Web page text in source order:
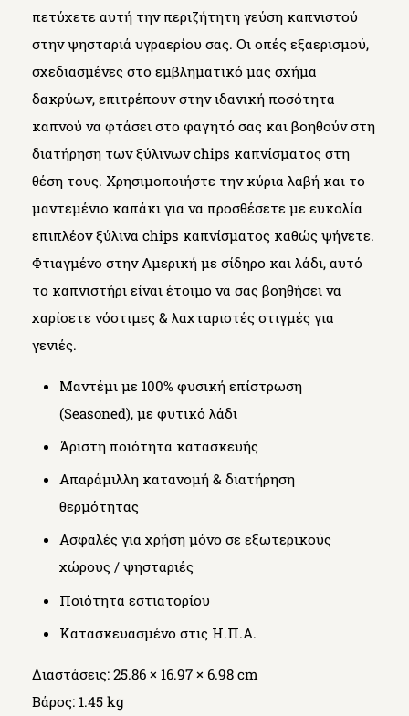
πετύχετε αυτή την περιζήτητη γεύση καπνιστού
στην ψησταριά υγραερίου σας. Οι οπές εξαερισμού,
σχεδιασμένες στο εμβληματικό μας σχήμα
δακρύων, επιτρέπουν στην ιδανική ποσότητα
καπνού να φτάσει στο φαγητό σας και βοηθούν στη
διατήρηση των ξύλινων chips καπνίσματος στη
θέση τους. Χρησιμοποιήστε την κύρια λαβή και το
μαντεμένιο καπάκι για να προσθέσετε με ευκολία
επιπλέον ξύλινα chips καπνίσματος καθώς ψήνετε.
Φτιαγμένο στην Αμερική με σίδηρο και λάδι, αυτό
το καπνιστήρι είναι έτοιμο να σας βοηθήσει να
χαρίσετε νόστιμες & λαχταριστές στιγμές για
γενιές.
Μαντέμι με 100% φυσική επίστρωση
(Seasoned), με φυτικό λάδι
Άριστη ποιότητα κατασκευής
Απαράμιλλη κατανομή & διατήρηση
θερμότητας
Ασφαλές για χρήση μόνο σε εξωτερικούς
χώρους / ψησταριές
Ποιότητα εστιατορίου
Κατασκευασμένο στις Η.Π.Α.
Διαστάσεις: 25.86 × 16.97 × 6.98 cm
Βάρος: 1.45 kg